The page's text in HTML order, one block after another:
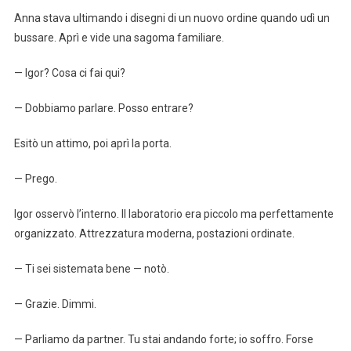
Anna stava ultimando i disegni di un nuovo ordine quando udì un
bussare. Aprì e vide una sagoma familiare.
— Igor? Cosa ci fai qui?
— Dobbiamo parlare. Posso entrare?
Esitò un attimo, poi aprì la porta.
— Prego.
Igor osservò l’interno. Il laboratorio era piccolo ma perfettamente
organizzato. Attrezzatura moderna, postazioni ordinate.
— Ti sei sistemata bene — notò.
— Grazie. Dimmi.
— Parliamo da partner. Tu stai andando forte; io soffro. Forse